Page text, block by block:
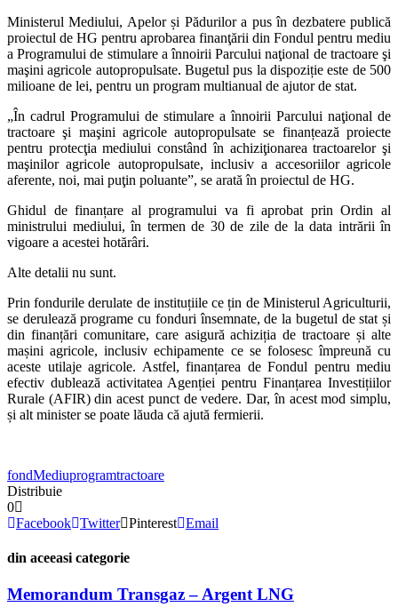
Ministerul Mediului, Apelor și Pădurilor a pus în dezbatere publică
proiectul de HG pentru aprobarea finanţării din Fondul pentru mediu
a Programului de stimulare a înnoirii Parcului naţional de tractoare şi
maşini agricole autopropulsate. Bugetul pus la dispoziție este de 500
milioane de lei, pentru un program multianual de ajutor de stat.
„În cadrul Programului de stimulare a înnoirii Parcului naţional de
tractoare şi maşini agricole autopropulsate se finanțează proiecte
pentru protecţia mediului constând în achiziţionarea tractoarelor şi
maşinilor agricole autopropulsate, inclusiv a accesoriilor agricole
aferente, noi, mai puţin poluante”, se arată în proiectul de HG.
Ghidul de finanțare al programului va fi aprobat prin Ordin al
ministrului mediului, în termen de 30 de zile de la data intrării în
vigoare a acestei hotărâri.
Alte detalii nu sunt.
Prin fondurile derulate de instituțiile ce țin de Ministerul Agriculturii,
se derulează programe cu fonduri însemnate, de la bugetul de stat și
din finanțări comunitare, care asigură achiziția de tractoare și alte
mașini agricole, inclusiv echipamente ce se folosesc împreună cu
aceste utilaje agricole. Astfel, finanțarea de Fondul pentru mediu
efectiv dublează activitatea Agenției pentru Finanțarea Investițiilor
Rurale (AFIR) din acest punct de vedere. Dar, în acest mod simplu,
și alt minister se poate lăuda că ajută fermierii.
fondMediuprogramtractoare
Distribuie
0
Facebook Twitter Pinterest Email
din aceeasi categorie
Memorandum Transgaz – Argent LNG